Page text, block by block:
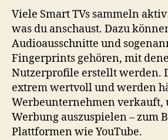
Viele Smart TVs sammeln
was du anschaust. Dazu
Audioausschnitte und
Fingerprints gehören, mit
Nutzerprofile erstellt werden.
extrem wertvoll und werden
Werbeunternehmen verkauft,
Werbung auszuspielen – zum
Plattformen wie YouTube.